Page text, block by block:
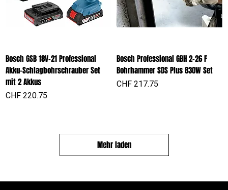
Bosch GSB 18V-21 Professional
Akku-Schlagbohrschrauber Set
mit 2 Akkus
Preis
CHF 220.75
Bosch Professional GBH 2-26 F
Bohrhammer SDS Plus 830W Set
Preis
CHF 217.75
Mehr laden